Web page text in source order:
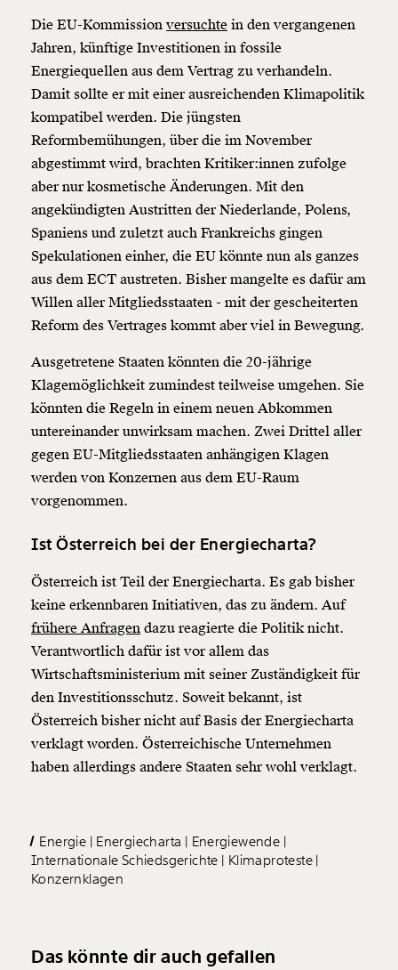
Die EU-Kommission versuchte in den vergangenen
Jahren, künftige Investitionen in fossile
Energiequellen aus dem Vertrag zu verhandeln.
Damit sollte er mit einer ausreichenden Klimapolitik
kompatibel werden. Die jüngsten
Reformbemühungen, über die im November
abgestimmt wird, brachten Kritiker:innen zufolge
aber nur kosmetische Änderungen. Mit den
angekündigten Austritten der Niederlande, Polens,
Spaniens und zuletzt auch Frankreichs gingen
Spekulationen einher, die EU könnte nun als ganzes
aus dem ECT austreten. Bisher mangelte es dafür am
Willen aller Mitgliedsstaaten - mit der gescheiterten
Reform des Vertrages kommt aber viel in Bewegung.
Ausgetretene Staaten könnten die 20-jährige
Klagemöglichkeit zumindest teilweise umgehen. Sie
könnten die Regeln in einem neuen Abkommen
untereinander unwirksam machen. Zwei Drittel aller
gegen EU-Mitgliedsstaaten anhängigen Klagen
werden von Konzernen aus dem EU-Raum
vorgenommen.
Ist Österreich bei der Energiecharta?
Österreich ist Teil der Energiecharta. Es gab bisher
keine erkennbaren Initiativen, das zu ändern. Auf
frühere Anfragen dazu reagierte die Politik nicht.
Verantwortlich dafür ist vor allem das
Wirtschaftsministerium mit seiner Zuständigkeit für
den Investitionsschutz. Soweit bekannt, ist
Österreich bisher nicht auf Basis der Energiecharta
verklagt worden. Österreichische Unternehmen
haben allerdings andere Staaten sehr wohl verklagt.
Energie Energiecharta
Energiewende
Internationale Schiedsgerichte
Klimaproteste
Konzernklagen
Das könnte dir auch gefallen